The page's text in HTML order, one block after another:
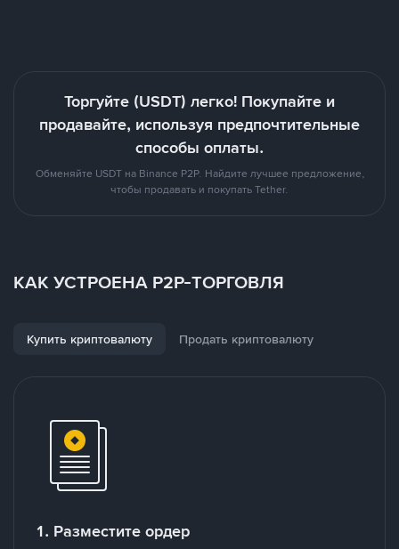
Торгуйте (USDT) легко! Покупайте и
продавайте, используя предпочтительные
способы оплаты.
Обменяйте USDT на Binance P2P. Найдите лучшее предложение,
чтобы продавать и покупать Tether.
КАК УСТРОЕНА P2P-ТОРГОВЛЯ
Купить криптовалюту Продать криптовалюту
1. Разместите ордер